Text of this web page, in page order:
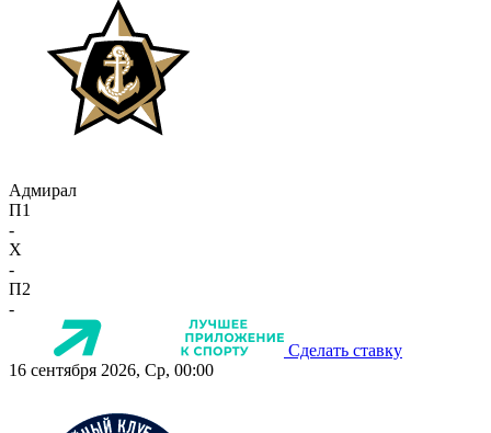
Адмирал
П1
-
X
-
П2
-
Сделать ставку
16 сентября 2026, Ср, 00:00